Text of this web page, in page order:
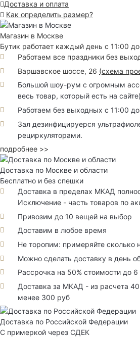
Доставка и оплата
Как определить размер?
Магазин в Москве
Бутик работает каждый день с 11:00
Работаем все праздники без
Варшавское шоссе, 26 (схема
Большой шоу-рум с огромным
весь товар, который есть на сайте)
Работаем без выходных с 11:00
Зал дезинфицируерся
рециркуляторами.
подробнее >>
Доставка по Москве и области
Бесплатно и без спешки
Доставка в пределах МКАД
Исключение - часть товаров по
Привозим до 10 вещей на выбор
Доставим в любое время
Не торопим: примеряйте сколько
Можно сделать доставку в день
Рассрочка на 50% стоимости до
Доставка за МКАД - из расчета
менее 300 руб
Доставка по Российской Федерации
С примеркой через СДЕК